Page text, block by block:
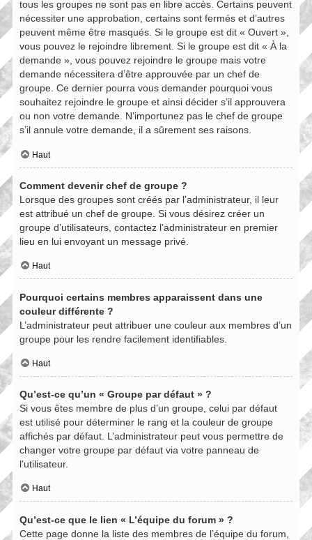
tous les groupes ne sont pas en libre accès. Certains peuvent
nécessiter une approbation, certains sont fermés et d’autres
peuvent même être masqués. Si le groupe est dit « Ouvert »,
vous pouvez le rejoindre librement. Si le groupe est dit « À la
demande », vous pouvez rejoindre le groupe mais votre
demande nécessitera d’être approuvée par un chef de
groupe. Ce dernier pourra vous demander pourquoi vous
souhaitez rejoindre le groupe et ainsi décider s’il approuvera
ou non votre demande. N’importunez pas le chef de groupe
s’il annule votre demande, il a sûrement ses raisons.
Haut
Comment devenir chef de groupe ?
Lorsque des groupes sont créés par l’administrateur, il leur
est attribué un chef de groupe. Si vous désirez créer un
groupe d’utilisateurs, contactez l’administrateur en premier
lieu en lui envoyant un message privé.
Haut
Pourquoi certains membres apparaissent dans une
couleur différente ?
L’administrateur peut attribuer une couleur aux membres d’un
groupe pour les rendre facilement identifiables.
Haut
Qu’est-ce qu’un « Groupe par défaut » ?
Si vous êtes membre de plus d’un groupe, celui par défaut
est utilisé pour déterminer le rang et la couleur de groupe
affichés par défaut. L’administrateur peut vous permettre de
changer votre groupe par défaut via votre panneau de
l’utilisateur.
Haut
Qu’est-ce que le lien « L’équipe du forum » ?
Cette page donne la liste des membres de l’équipe du forum,